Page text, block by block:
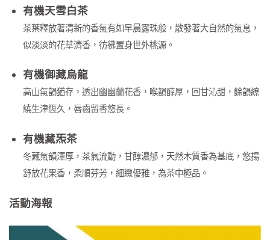
有機天雪白茶
茶葉釋放著清新的香氣有如早晨露珠般，散發著大自然的氣息，
似淡淡的花草清香，彷彿置身世外桃源。
有機御藏烏龍
高山氣韻猶存，透出幽幽蘭花香，喉韻醇厚，回甘沁甜，餘韻繚
繞生津恆久，唇齒留香悠長。
有機藏炁茶
冬藏氣韻渾厚，茶氣流動，甘醇濃郁，天然木質香為基底，悠揚
舒放花果香，柔順芬芳，細緻優雅，為茶中極品。
活動海報